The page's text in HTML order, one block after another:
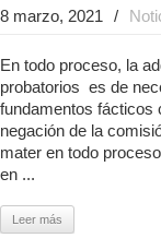
8 marzo, 2021 /
En todo proceso, la
probatorios es de
fundamentos fácticos
negación de la
mater en todo
en ...
Leer más